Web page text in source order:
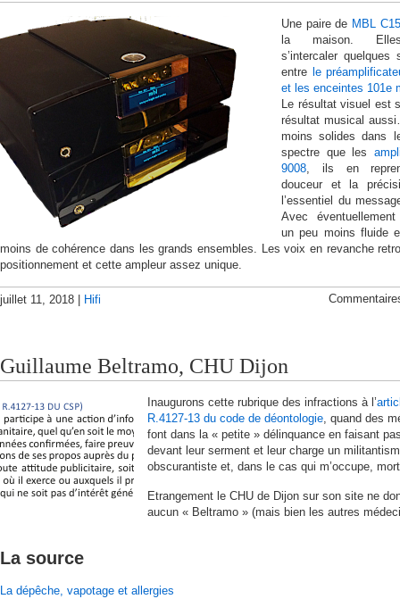
Une paire de MBL C15
la maison.
s’intercaler quelques
entre le
et les enceintes 101e
Le résultat visuel est
résultat musical
moins solides dans
spectre que les
9008, ils en
douceur et la
l’essentiel du
Avec
un peu moins fluide
moins de cohérence dans les grands ensembles. Les voix en revanche
positionnement et cette ampleur assez unique.
juillet 11, 2018 | Hifi
Guillaume Beltramo, CHU Dijon
Inaugurons cette rubrique des infractions à l’
R.4127-13 du code de déontologie, quand des
font dans la « petite » délinquance en faisant
devant leur serment et leur charge un
obscurantiste et, dans le cas qui m’occupe,
Etrangement le CHU de Dijon sur son site ne
aucun « Beltramo » (mais bien les autres
La source
La dépêche, vapotage et allergies